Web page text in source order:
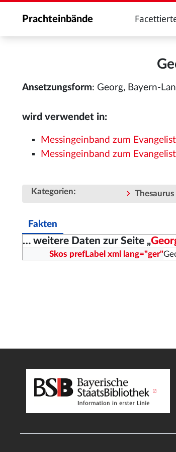
Prachteinbände
Ansetzungsform: Georg, Bayern-
wird verwendet in:
Messingeinband zum
Messingeinband zum
Kategorien: Thesaurus
Fakten
… weitere Daten zur Seite „
Skos prefLabel xml lang="ger"